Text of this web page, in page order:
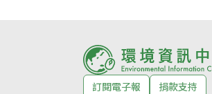
訂閱電子報
捐款支持